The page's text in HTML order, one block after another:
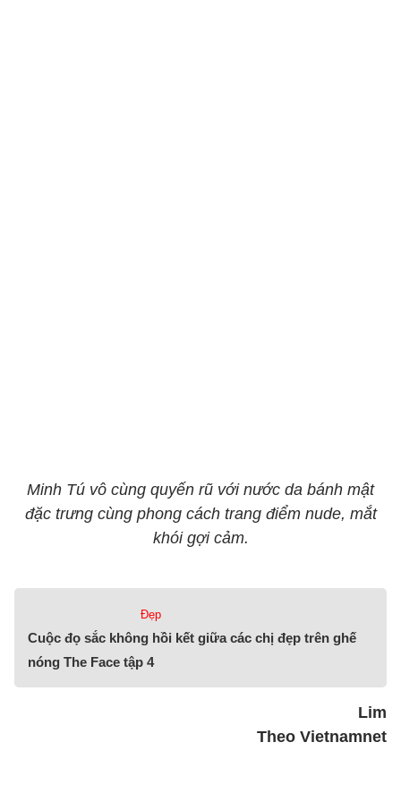
Minh Tú vô cùng quyến rũ với nước da bánh mật
đặc trưng cùng phong cách trang điểm nude, mắt
khói gợi cảm.
Đẹp
Cuộc đọ sắc không hồi kết giữa các chị đẹp trên ghế
nóng The Face tập 4
Lim
Theo Vietnamnet